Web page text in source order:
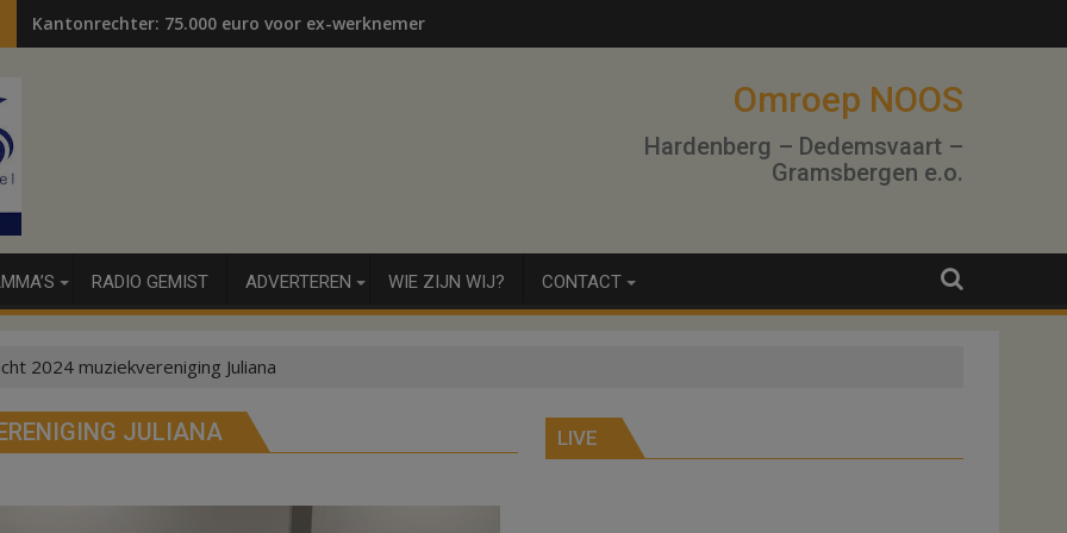
Kantonrechter: 75.000 euro voor ex-werknemers
Omroep NOOS
Hardenberg – Dedemsvaart –
Gramsbergen e.o.
RADIO GEMIST ADVERTEREN WIE ZIJN WIJ? CONTACT
2024 muziekvereniging Juliana
JULIANA LIVE